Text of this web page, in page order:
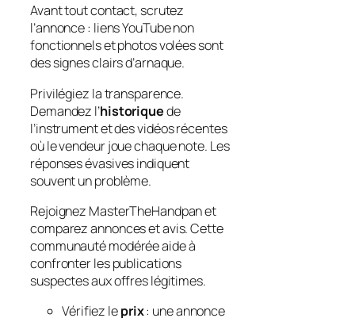
Avant tout contact, scrutez
l’annonce : liens YouTube non
fonctionnels et photos volées sont
des signes clairs d’arnaque.
Privilégiez la transparence.
Demandez l’historiquede
l’instrumentet des vidéos récentes
où le vendeur joue chaque note. Les
réponses évasives indiquent
souvent un problème.
Rejoignez MasterTheHandpan et
comparez annonces et avis. Cette
communauté modérée aide à
confronter les publications
suspectes aux offres légitimes.
Vérifiez leprix: une annonce